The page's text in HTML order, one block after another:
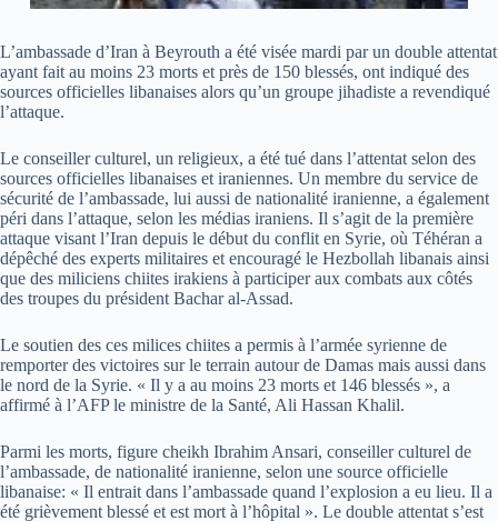
L’ambassade d’Iran à Beyrouth a été visée mardi par un double attentat
ayant fait au moins 23 morts et près de 150 blessés, ont indiqué des
sources officielles libanaises alors qu’un groupe jihadiste a revendiqué
l’attaque.
Le conseiller culturel, un religieux, a été tué dans l’attentat selon des
sources officielles libanaises et iraniennes. Un membre du service de
sécurité de l’ambassade, lui aussi de nationalité iranienne, a également
péri dans l’attaque, selon les médias iraniens. Il s’agit de la première
attaque visant l’Iran depuis le début du conflit en Syrie, où Téhéran a
dépêché des experts militaires et encouragé le Hezbollah libanais ainsi
que des miliciens chiites irakiens à participer aux combats aux côtés
des troupes du président Bachar al-Assad.
Le soutien des ces milices chiites a permis à l’armée syrienne de
remporter des victoires sur le terrain autour de Damas mais aussi dans
le nord de la Syrie. « Il y a au moins 23 morts et 146 blessés », a
affirmé à l’AFP le ministre de la Santé, Ali Hassan Khalil.
Parmi les morts, figure cheikh Ibrahim Ansari, conseiller culturel de
l’ambassade, de nationalité iranienne, selon une source officielle
libanaise: « Il entrait dans l’ambassade quand l’explosion a eu lieu. Il a
été grièvement blessé et est mort à l’hôpital ». Le double attentat s’est